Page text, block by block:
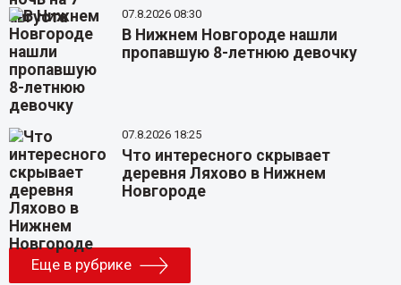
07.8.2026 08:30
В Нижнем Новгороде нашли
пропавшую 8-летнюю девочку
07.8.2026 18:25
Что интересного скрывает
деревня Ляхово в Нижнем
Новгороде
Еще в рубрике